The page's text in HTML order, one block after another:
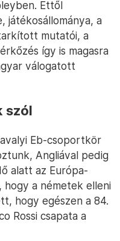
Ettől
játékosállománya, a
mutatói, a
így is magasra
válogatott
szól
Eb-csoportkör
Angliával pedig
alatt az Európa-
hogy a németek elleni
hogy egészen a 84.
Rossi csapata a